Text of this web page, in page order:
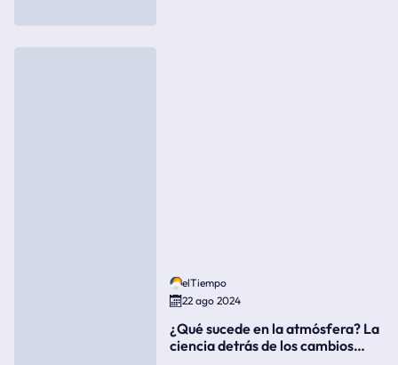
elTiempo
22 ago 2024
¿Qué sucede en la atmósfera? La
ciencia detrás de los cambios